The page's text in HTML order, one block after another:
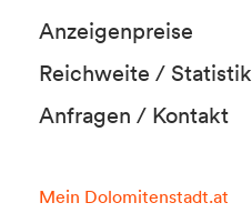
Anzeigenpreise
Reichweite / Statistik
Anfragen / Kontakt
Mein Dolomitenstadt.at